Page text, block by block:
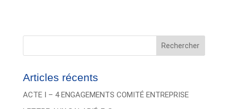
Rechercher
Articles récents
ACTE I – 4 ENGAGEMENTS COMITÉ ENTREPRISE